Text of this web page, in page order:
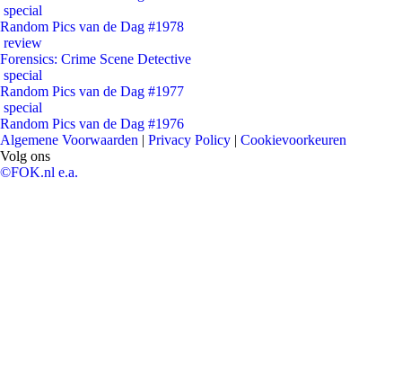
special
Random Pics van de Dag #1978
review
Forensics: Crime Scene Detective
special
Random Pics van de Dag #1977
special
Random Pics van de Dag #1976
Algemene Voorwaarden | Privacy Policy | Cookievoorkeuren
Volg ons
©FOK.nl e.a.